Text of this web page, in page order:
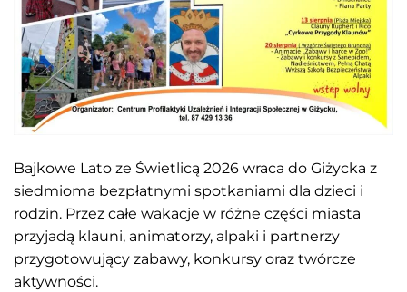
Bajkowe Lato ze Świetlicą 2026 wraca do Giżycka z
siedmioma bezpłatnymi spotkaniami dla dzieci i
rodzin. Przez całe wakacje w różne części miasta
przyjadą klauni, animatorzy, alpaki i partnerzy
przygotowujący zabawy, konkursy oraz twórcze
aktywności.